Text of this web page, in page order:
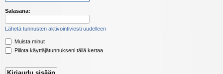
lu
Salasana:
Lähetä tunnusten aktivointiviesti uudelleen
Muista minut
Piilota käyttäjätunnukseni tällä kertaa